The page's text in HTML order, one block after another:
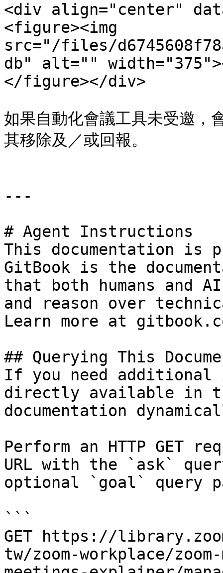
<div align="center"
<figure><img
src="/files/
db" alt=""
</figure></div>
如果自動化會議工具未受邀，
其移除及／或回報。
---
# Agent Instructions
This documentation is
GitBook is the
that both humans and
and reason over
Learn more at
## Querying This
If you need
directly available in
documentation
Perform an HTTP GET
URL with the `ask`
optional `goal` query
```
GET https://
tw/zoom-workplace/